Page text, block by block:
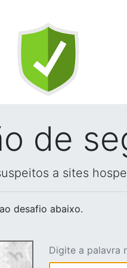
de
a sites
desafio abaixo.
Digite a palavra